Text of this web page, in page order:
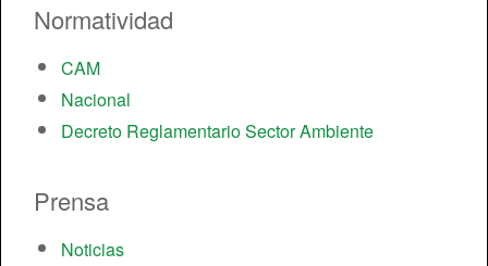
Normatividad
CAM
Nacional
Decreto Reglamentario Sector Ambiente
Prensa
Noticias